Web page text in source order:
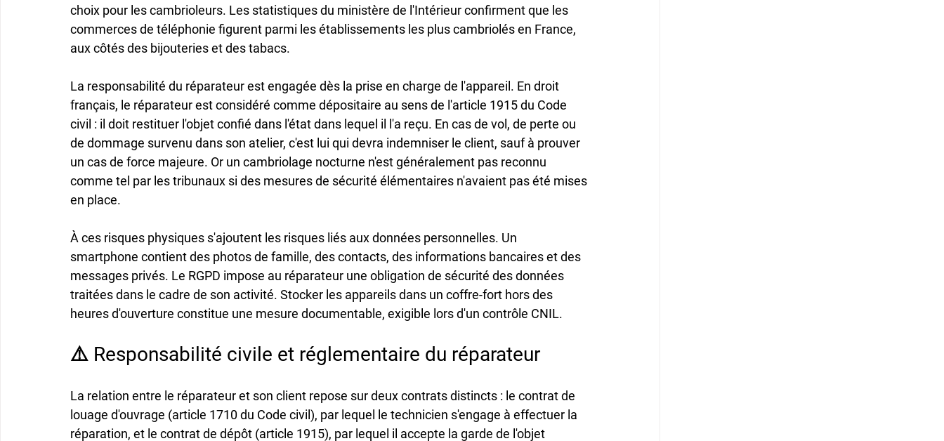
choix pour les cambrioleurs. Les statistiques du ministère de l'Intérieur confirment que les
commerces de téléphonie figurent parmi les établissements les plus cambriolés en France,
aux côtés des bijouteries et des tabacs.
La responsabilité du réparateur est engagée dès la prise en charge de l'appareil. En droit
français, le réparateur est considéré comme dépositaire au sens de l'article 1915 du Code
civil : il doit restituer l'objet confié dans l'état dans lequel il l'a reçu. En cas de vol, de perte ou
de dommage survenu dans son atelier, c'est lui qui devra indemniser le client, sauf à prouver
un cas de force majeure. Or un cambriolage nocturne n'est généralement pas reconnu
comme tel par les tribunaux si des mesures de sécurité élémentaires n'avaient pas été mises
en place.
À ces risques physiques s'ajoutent les risques liés aux données personnelles. Un
smartphone contient des photos de famille, des contacts, des informations bancaires et des
messages privés. Le RGPD impose au réparateur une obligation de sécurité des données
traitées dans le cadre de son activité. Stocker les appareils dans un coffre-fort hors des
heures d'ouverture constitue une mesure documentable, exigible lors d'un contrôle CNIL.
⚠️ Responsabilité civile et réglementaire du réparateur
La relation entre le réparateur et son client repose sur deux contrats distincts : le contrat de
louage d'ouvrage (article 1710 du Code civil), par lequel le technicien s'engage à effectuer la
réparation, et le contrat de dépôt (article 1915), par lequel il accepte la garde de l'objet